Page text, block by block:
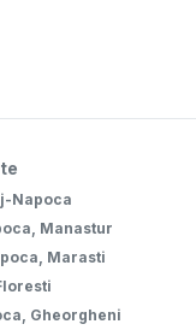
Napoca
Manastur
Marasti
Gheorgheni